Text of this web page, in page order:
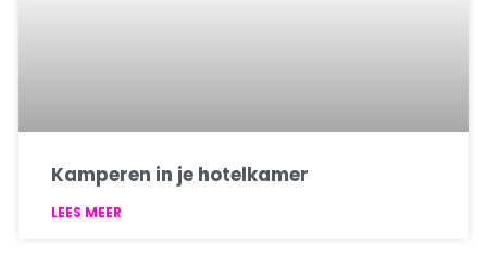
Kamperen in je hotelkamer
LEES MEER